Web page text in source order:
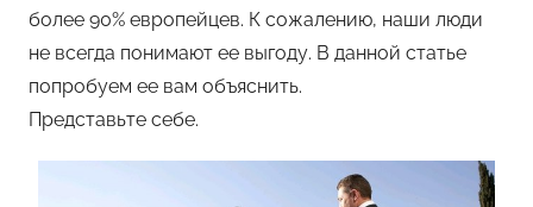
более 90% европейцев. К сожалению, наши люди
не всегда понимают ее выгоду. В данной статье
попробуем ее вам объяснить.
Представьте себе.